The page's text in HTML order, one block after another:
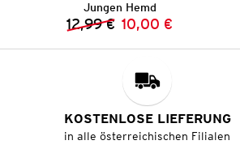
Jungen Hemd
Vorheriger Preis:
12,99 € Neuer Preis:
10,00 €
KOSTENLOSE LIEFERUNG
in alle österreichischen Filialen